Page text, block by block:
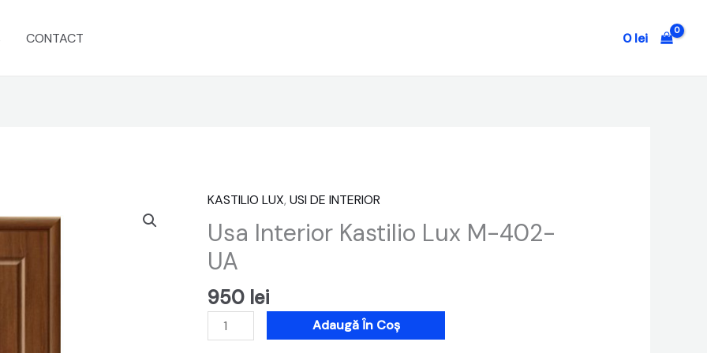
CONTACT 0lei
KASTILIO LUX,USI DE INTERIOR
Usa Interior Kastilio Lux M-402-
UA
950 lei
Cantitate
Usa
Interior
Kastilio
M-
402-
UA
Adaugă În Coș